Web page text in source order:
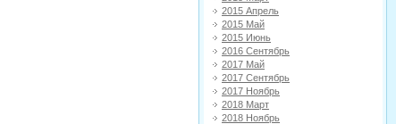
2015 Апрель
2015 Май
2015 Июнь
2016 Сентябрь
2017 Май
2017 Сентябрь
2017 Ноябрь
2018 Март
2018 Ноябрь